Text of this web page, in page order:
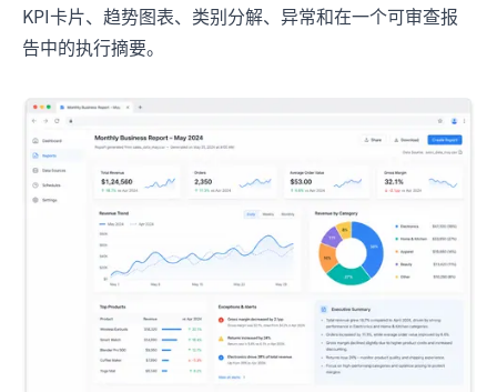
KPI卡片、趋势图表、类别分解、异常和在一个可审查报
告中的执行摘要。